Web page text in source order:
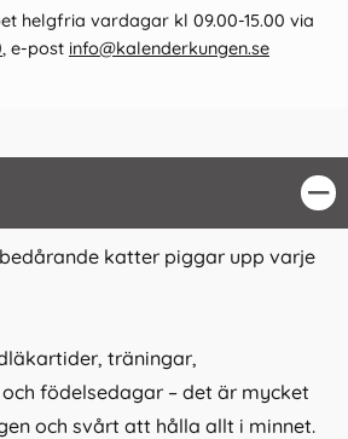
helgfria vardagar kl 09.00-15.00 via
, e-post info@kalenderkungen.se
katter piggar upp varje
träningar,
födelsedagar – det är mycket
och svårt att hålla allt i minnet.